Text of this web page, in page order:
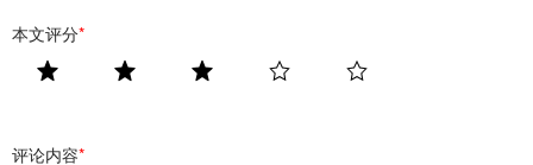
本文评分*
评论内容*